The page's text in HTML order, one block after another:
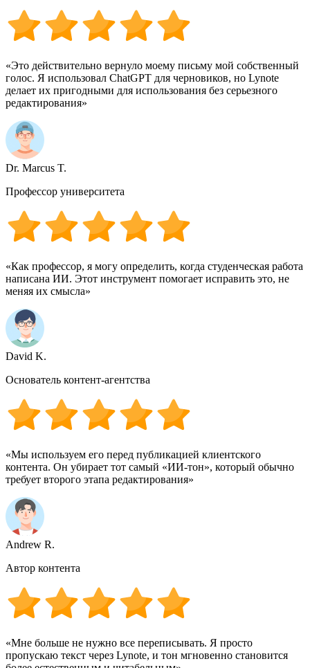
«Это действительно вернуло моему письму мой собственный
голос. Я использовал ChatGPT для черновиков, но Lynote
делает их пригодными для использования без серьезного
редактирования»
Dr. Marcus T.
Профессор университета
«Как профессор, я могу определить, когда студенческая работа
написана ИИ. Этот инструмент помогает исправить это, не
меняя их смысла»
David K.
Основатель контент-агентства
«Мы используем его перед публикацией клиентского
контента. Он убирает тот самый «ИИ-тон», который обычно
требует второго этапа редактирования»
Andrew R.
Автор контента
«Мне больше не нужно все переписывать. Я просто
пропускаю текст через Lynote, и тон мгновенно становится